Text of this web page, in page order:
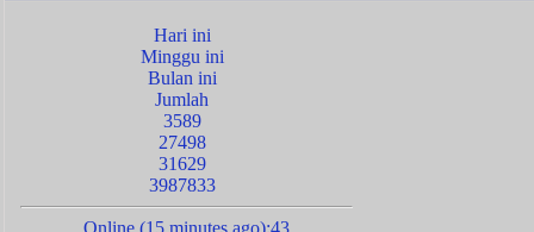
Hari ini
Minggu ini
Bulan ini
Jumlah
3589
27498
31629
3987833
Online (15 minutes ago):43